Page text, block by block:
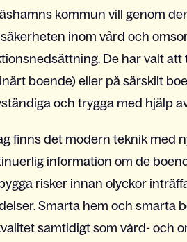
kommun vill genom
inom vård och
De har valt
boende) eller på särskilt
och trygga med hjälp
finns det modern teknik med
information om de
risker innan olyckor
Smarta hem och smarta
samtidigt som vård- och